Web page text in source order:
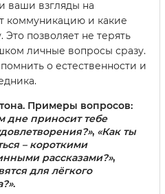
ваши взгляды на
коммуникацию и какие
позволяет не терять
личные вопросы сразу.
о естественности и
Примеры вопросов:
дне приносит тебе
, «Как ты
– короткими
рассказами?»,
для лёгкого
.